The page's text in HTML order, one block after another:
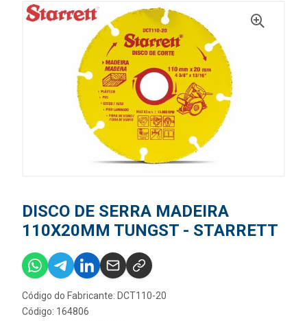
DISCO DE SERRA MADEIRA
110X20MM TUNGST - STARRETT
Código do Fabricante: DCT110-20
Código: 164806